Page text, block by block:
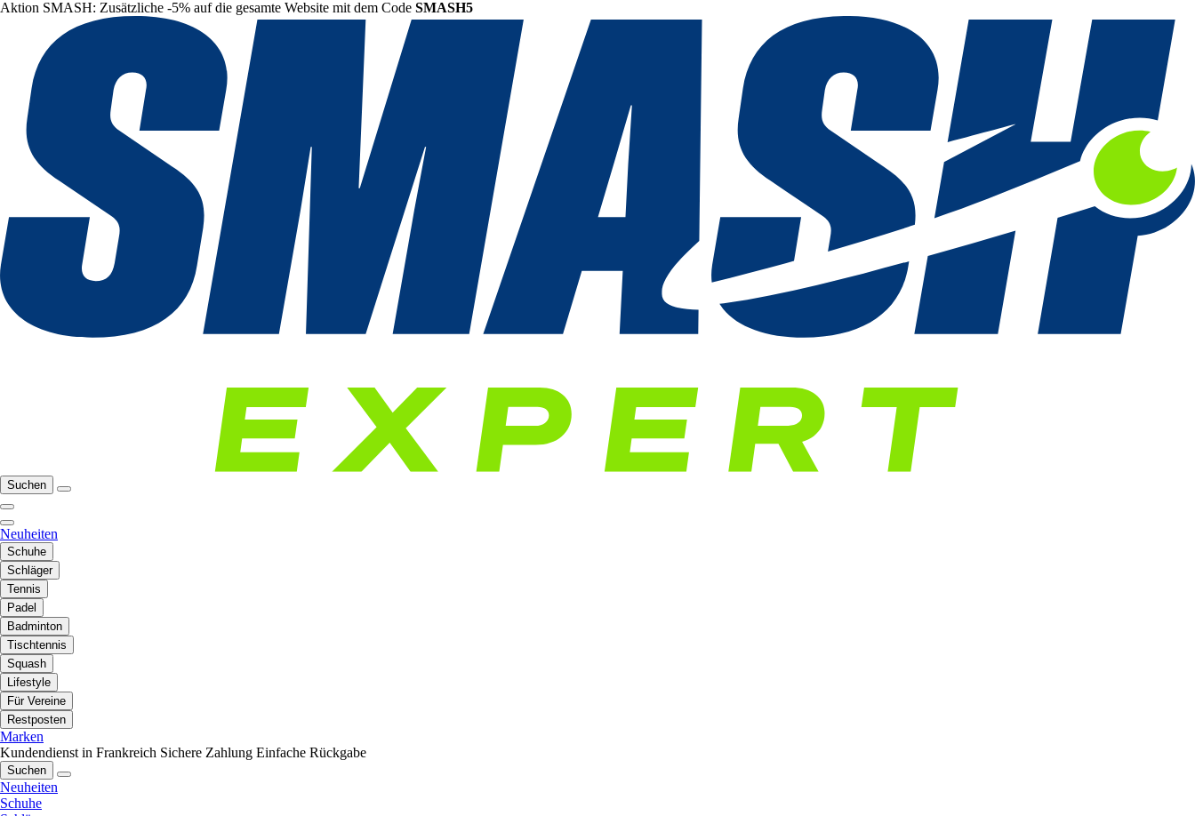
Aktion SMASH: Zusätzliche -5% auf die gesamte Website mit dem Code SMASH5
Suchen
Neuheiten
Schuhe
Schläger
Tennis
Padel
Badminton
Tischtennis
Squash
Lifestyle
Für Vereine
Restposten
Marken
Kundendienst in Frankreich Sichere Zahlung Einfache Rückgabe
Suchen
Neuheiten
Schuhe